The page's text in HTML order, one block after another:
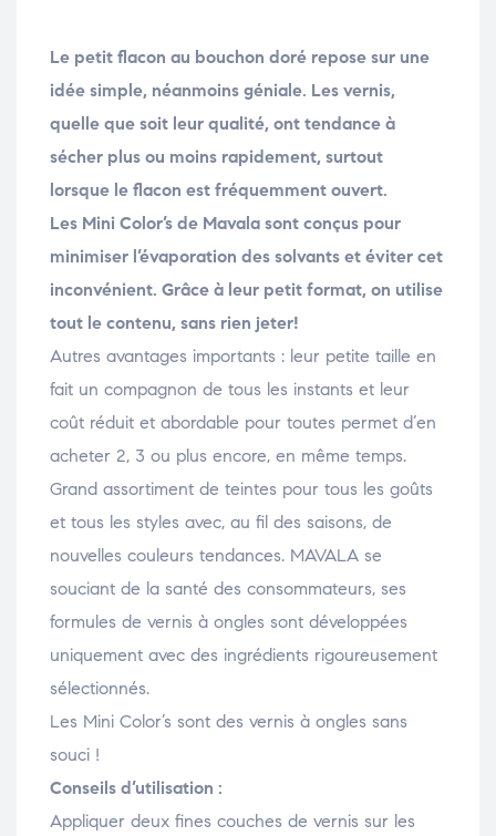
Le petit flacon au bouchon doré repose sur une
idée simple, néanmoins géniale. Les vernis,
quelle que soit leur qualité, ont tendance à
sécher plus ou moins rapidement, surtout
lorsque le flacon est fréquemment ouvert.
Les Mini Color’s de Mavala sont conçus pour
minimiser l’évaporation des solvants et éviter cet
inconvénient. Grâce à leur petit format, on utilise
tout le contenu, sans rien jeter!
Autres avantages importants : leur petite taille en
fait un compagnon de tous les instants et leur
coût réduit et abordable pour toutes permet d’en
acheter 2, 3 ou plus encore, en même temps.
Grand assortiment de teintes pour tous les goûts
et tous les styles avec, au fil des saisons, de
nouvelles couleurs tendances. MAVALA se
souciant de la santé des consommateurs, ses
formules de vernis à ongles sont développées
uniquement avec des ingrédients rigoureusement
sélectionnés.
Les Mini Color’s sont des vernis à ongles sans
souci !
Conseils d’utilisation :
Appliquer deux fines couches de vernis sur les